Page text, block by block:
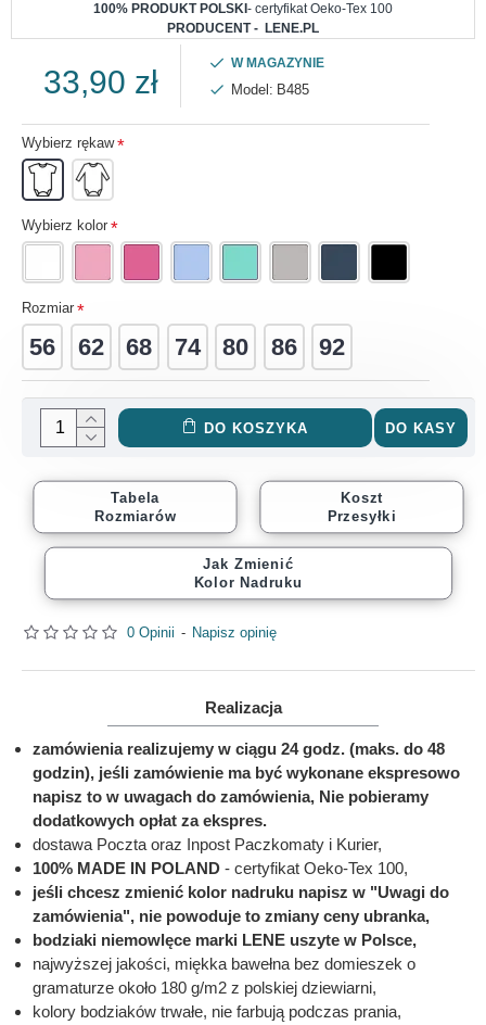
100% PRODUKT POLSKI - certyfikat Oeko-Tex 100
PRODUCENT - LENE.PL
0 Opinii - Napisz opinię
33,90 zł
W MAGAZYNIE
Model: B485
Wybierz rękaw
Wybierz kolor
Rozmiar
56 62 68 74 80 86 92
DO KOSZYKA DO KASY
Tabela
Rozmiarów
Koszt
Przesyłki
Jak Zmienić
Kolor Nadruku
Realizacja
zamówienia realizujemy w ciągu 24 godz. (maks. do 48
godzin), jeśli zamówienie ma być wykonane ekspresowo
napisz to w uwagach do zamówienia, Nie pobieramy
dodatkowych opłat za ekspres.
dostawa Poczta oraz Inpost Paczkomaty i Kurier,
100% MADE IN POLAND - certyfikat Oeko-Tex 100,
jeśli chcesz zmienić kolor nadruku napisz w "Uwagi do
zamówienia", nie powoduje to zmiany ceny ubranka,
bodziaki niemowlęce marki LENE uszyte w Polsce,
najwyższej jakości, miękka bawełna bez domieszek o
gramaturze około 180 g/m2 z polskiej dziewiarni,
kolory bodziaków trwałe, nie farbują podczas prania,